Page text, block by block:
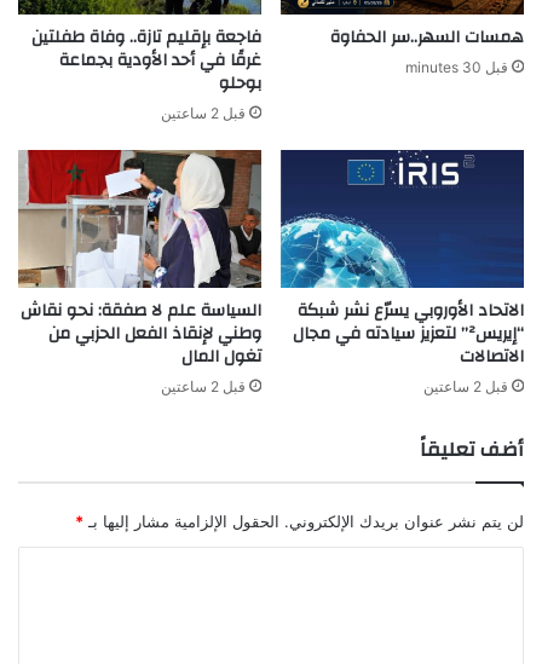
همسات السهر..سر الحفاوة
قبل 30 minutes
فاجعة بإقليم تازة.. وفاة طفلتين
غرقًا في أحد الأودية بجماعة
بوحلو
قبل 2 ساعتين
الاتحاد الأوروبي يسرّع نشر شبكة
“إيريس²” لتعزيز سيادته في مجال
الاتصالات
قبل 2 ساعتين
السياسة علم لا صفقة: نحو نقاش
وطني لإنقاذ الفعل الحزبي من
تغول المال
قبل 2 ساعتين
أضف تعليقاً
لن يتم نشر عنوان بريدك الإلكتروني. الحقول الإلزامية مشار إليها بـ *